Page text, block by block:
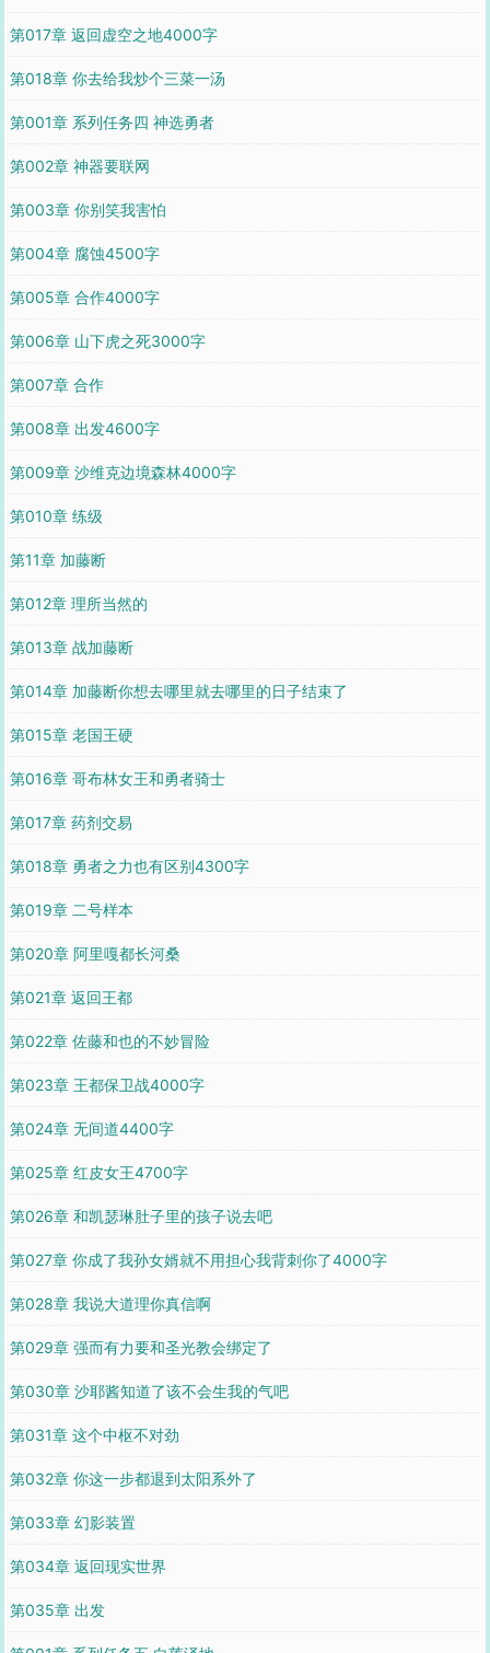
第017章 返回虚空之地4000字
第018章 你去给我炒个三菜一汤
第001章 系列任务四 神选勇者
第002章 神器要联网
第003章 你别笑我害怕
第004章 腐蚀4500字
第005章 合作4000字
第006章 山下虎之死3000字
第007章 合作
第008章 出发4600字
第009章 沙维克边境森林4000字
第010章 练级
第11章 加藤断
第012章 理所当然的
第013章 战加藤断
第014章 加藤断你想去哪里就去哪里的日子结束了
第015章 老国王硬
第016章 哥布林女王和勇者骑士
第017章 药剂交易
第018章 勇者之力也有区别4300字
第019章 二号样本
第020章 阿里嘎都长河桑
第021章 返回王都
第022章 佐藤和也的不妙冒险
第023章 王都保卫战4000字
第024章 无间道4400字
第025章 红皮女王4700字
第026章 和凯瑟琳肚子里的孩子说去吧
第027章 你成了我孙女婿就不用担心我背刺你了4000字
第028章 我说大道理你真信啊
第029章 强而有力要和圣光教会绑定了
第030章 沙耶酱知道了该不会生我的气吧
第031章 这个中枢不对劲
第032章 你这一步都退到太阳系外了
第033章 幻影装置
第034章 返回现实世界
第035章 出发